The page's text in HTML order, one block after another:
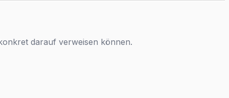
darauf verweisen können.